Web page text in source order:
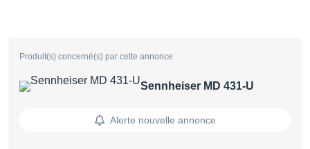
Produit(s) concerné(s) par cette annonce
Sennheiser MD 431-U
Alerte nouvelle annonce